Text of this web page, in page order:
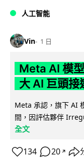
人工智能
Vin 1 日
Meta AI 模
大 AI 巨頭接
Meta 承認，旗下 AI
間，因評估夥伴
全文
134 20 ↗